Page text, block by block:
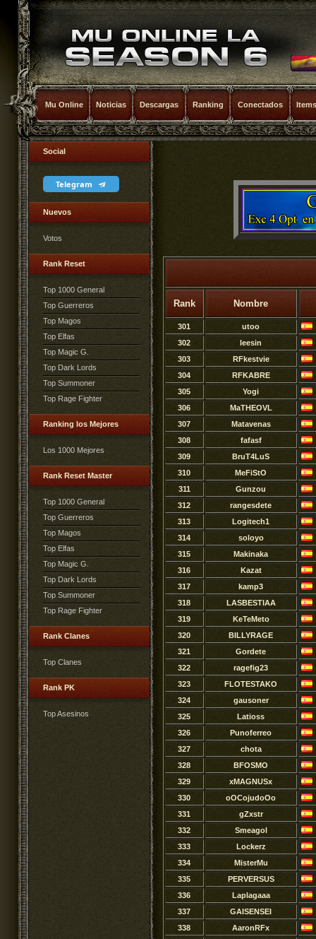
Mu Online Noticias Descargas Ranking Conectados Items
Social
Telegram
Nuevos
Votos
Rank Reset
Top 1000 General
Top Guerreros
Top Magos
Top Elfas
Top Magic G.
Top Dark Lords
Top Summoner
Top Rage Fighter
Ranking los Mejores
Los 1000 Mejores
Rank Reset Master
Top 1000 General
Top Guerreros
Top Magos
Top Elfas
Top Magic G.
Top Dark Lords
Top Summoner
Top Rage Fighter
Rank Clanes
Top Clanes
Rank PK
Top Asesinos
Rank Nombre
301
utoo
302
leesin
303
RFkestvie
304
RFKABRE
305
Yogi
306
MaTHEOVL
307
Matavenas
308
fafasf
309
BruT4LuS
310
MeFiStO
311
Gunzou
312
rangesdete
313
Logitech1
314
soloyo
315
Makinaka
316
Kazat
317
kamp3
318
LASBESTIAA
319
KeTeMeto
320
BILLYRAGE
321
Gordete
322
ragefig23
323
FLOTESTAKO
324
gausoner
325
Latioss
326
Punoferreo
327
chota
328
BFOSMO
329
xMAGNUSx
330
oOCojudoOo
331
gZxstr
332
Smeagol
333
Lockerz
334
MisterMu
335
PERVERSUS
336
Laplagaaa
337
GAISENSEI
338
AaronRFx